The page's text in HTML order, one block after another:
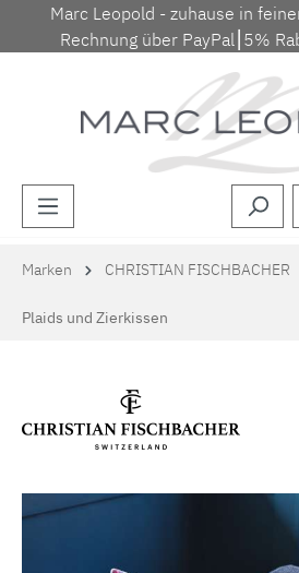
Zum Hauptinhalt springen
Marc Leopold - zuhause in
Rechnung über PayPal⎮5%
Marken CHRISTIAN FISCHBACHER
Plaids und Zierkissen
Bildergalerie überspringen